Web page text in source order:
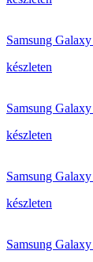
Samsung
készleten
Samsung
készleten
Samsung
készleten
Samsung